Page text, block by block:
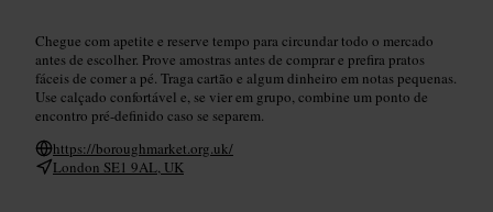
Chegue com apetite e reserve tempo para circundar todo o mercado
antes de escolher. Prove amostras antes de comprar e prefira pratos
fáceis de comer a pé. Traga cartão e algum dinheiro em notas pequenas.
Use calçado confortável e, se vier em grupo, combine um ponto de
encontro pré-definido caso se separem.
https://boroughmarket.org.uk/
London SE1 9AL, UK